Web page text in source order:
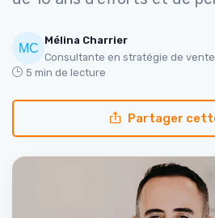
Mélina Charrier
Consultante en stratégie de vente
5 min de lecture
Partager